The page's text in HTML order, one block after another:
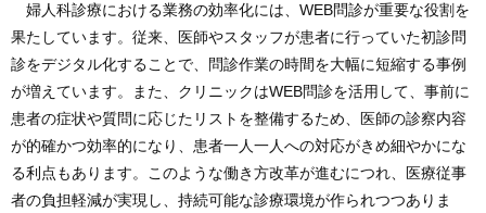
婦人科診療における業務の効率化には、WEB問診が重要な役割を
果たしています。従来、医師やスタッフが患者に行っていた初診問
診をデジタル化することで、問診作業の時間を大幅に短縮する事例
が増えています。また、クリニックはWEB問診を活用して、事前に
患者の症状や質問に応じたリストを整備するため、医師の診察内容
が的確かつ効率的になり、患者一人一人への対応がきめ細やかにな
る利点もあります。このような働き方改革が進むにつれ、医療従事
者の負担軽減が実現し、持続可能な診療環境が作られつつありま